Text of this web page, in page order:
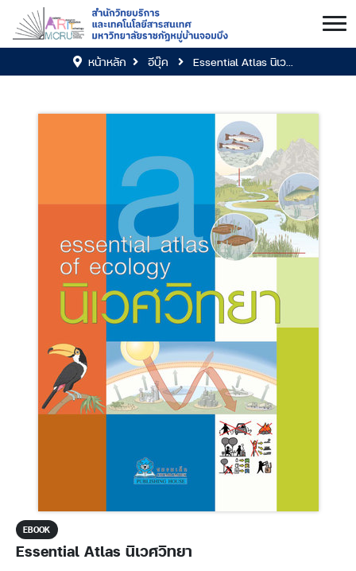
หน้าหลัก อีบุ๊ค Essential Atlas นิเว...
EBOOK
Essential Atlas นิเวศวิทยา